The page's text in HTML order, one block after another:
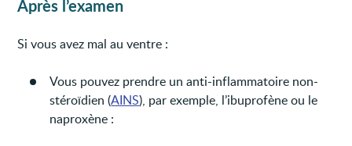
Après l’examen
Si vous avez mal au ventre :
Vous pouvez prendre un anti-inflammatoire non-
stéroïdien (AINS), par exemple, l’ibuprofène ou le
naproxène :